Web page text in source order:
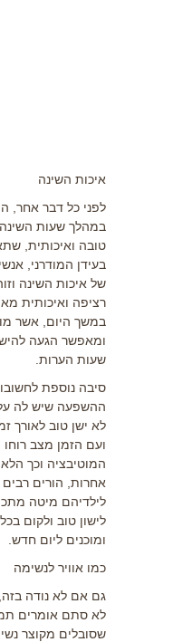
איכות השינה
לפני כל דבר אחר,
במהלך שעות השינה
טובה ואיכותית,
בעידן המודרני,
של איכות השינה
רציפה ואיכותית
במשך היום, אשר
ומאפשר הגעה
שעות הערות.
סיבה נוספת
ההשפעה שיש לה
לא ישן טוב לאורך
ועם הזמן מצב
המוטיבציה וכך
אחרות, הורים
לילדיהם מיטה
לישון טוב ולקום
ומוכנים ליום חדש.
כמו אוויר לנשימה
גם אם לא נודה
לא סתם אומרים
שסובלים מקוצר